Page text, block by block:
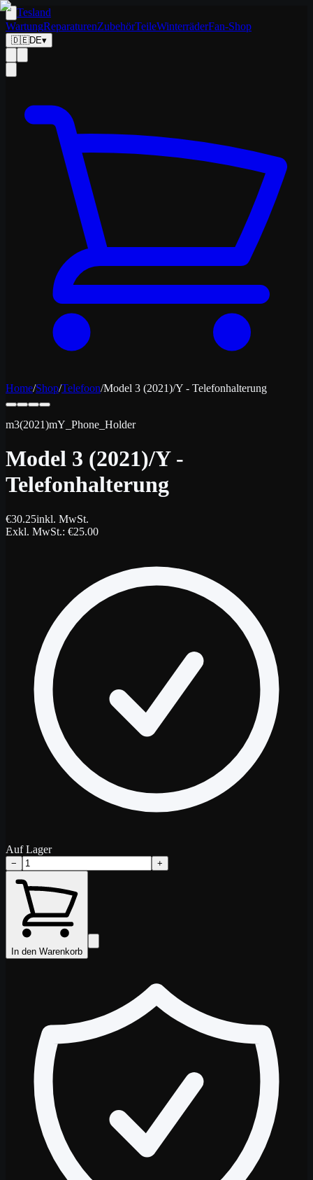
Tesland
WartungReparaturenZubehörTeileWinterräderFan-Shop
🇩🇪DE▾
Home/Shop/Telefoon/Model 3 (2021)/Y - Telefonhalterung
m3(2021)mY_Phone_Holder
Model 3 (2021)/Y -
Telefonhalterung
€30.25inkl. MwSt.
Exkl. MwSt.: €25.00
Auf Lager
− +
In den Warenkorb